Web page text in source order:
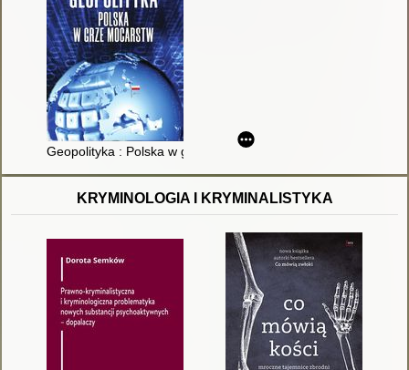
Geopolityka : Polska w grze mocarstw : historia vitae
KRYMINOLOGIA I KRYMINALISTYKA